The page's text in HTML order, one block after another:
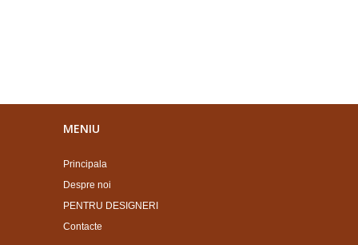
MENIU
Principala
Despre noi
PENTRU DESIGNERI
Contacte